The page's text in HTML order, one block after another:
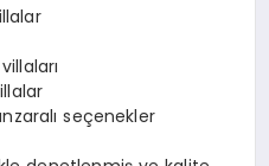
seçenekler